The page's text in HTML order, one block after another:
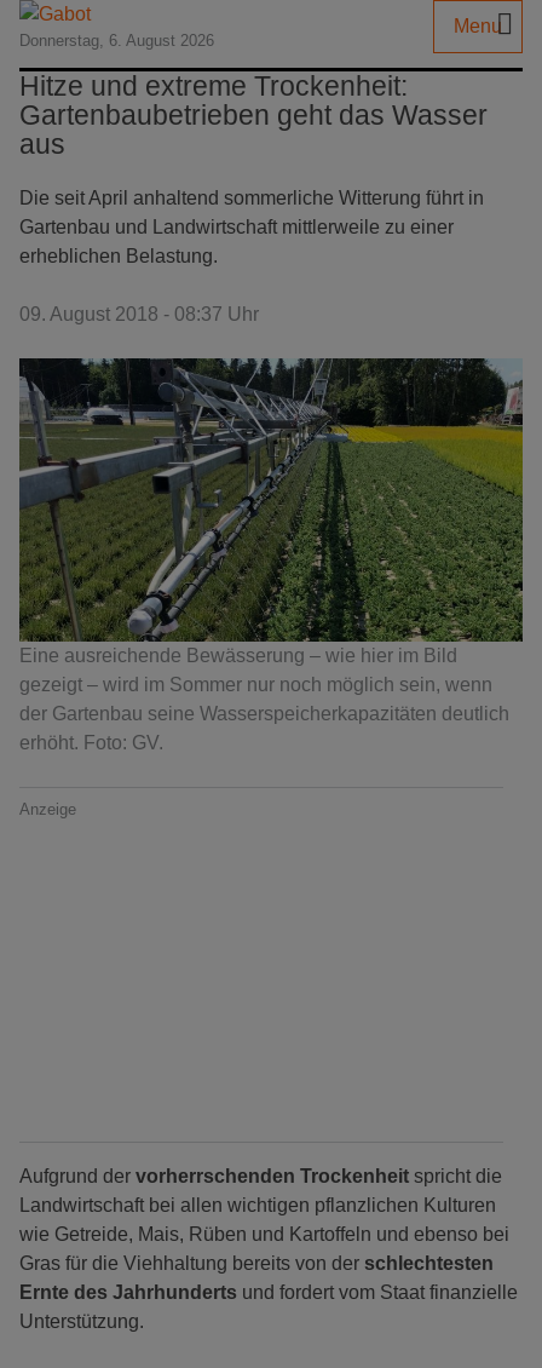
Donnerstag, 6. August 2026
Menu
Hitze und extreme Trockenheit:
Gartenbaubetrieben geht das Wasser
aus
Die seit April anhaltend sommerliche Witterung führt in
Gartenbau und Landwirtschaft mittlerweile zu einer
erheblichen Belastung.
09. August 2018 - 08:37 Uhr
Eine ausreichende Bewässerung – wie hier im Bild
gezeigt – wird im Sommer nur noch möglich sein, wenn
der Gartenbau seine Wasserspeicherkapazitäten deutlich
erhöht. Foto: GV.
Anzeige
Aufgrund der vorherrschenden Trockenheit spricht die
Landwirtschaft bei allen wichtigen pflanzlichen Kulturen
wie Getreide, Mais, Rüben und Kartoffeln und ebenso bei
Gras für die Viehhaltung bereits von der schlechtesten
Ernte des Jahrhunderts und fordert vom Staat finanzielle
Unterstützung.